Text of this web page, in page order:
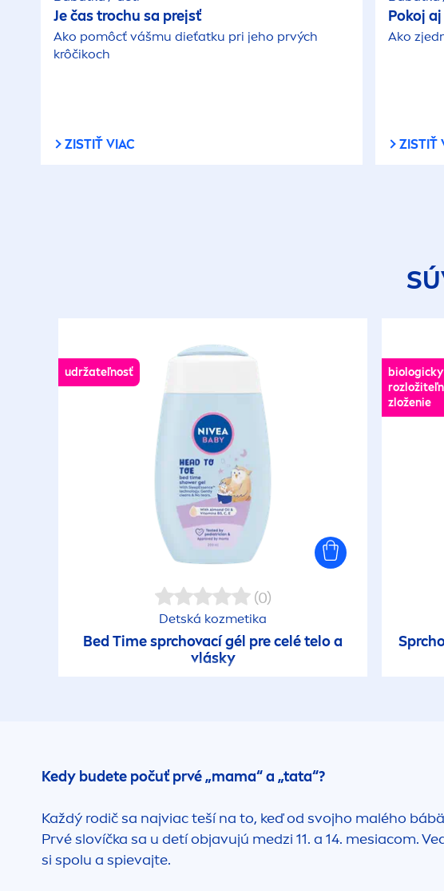
Je čas trochu sa prejsť
Ako pomôcť vášmu dieťatku pri jeho prvých
krôčikoch
ZISTIŤ VIAC
Pokoj
Ako
ZISTIŤ
udržateľnosť
(0)
Detská kozmetika
Bed Time sprchovací gél pre celé telo a
vlásky
biologicky
zloženie
Kedy budete počuť prvé „mama“ a „tata“?
Každý rodič sa najviac teší na to, keď od svojho malého
Prvé slovíčka sa u detí objavujú medzi 11. a 14. mesiacom.
si spolu a spievajte.